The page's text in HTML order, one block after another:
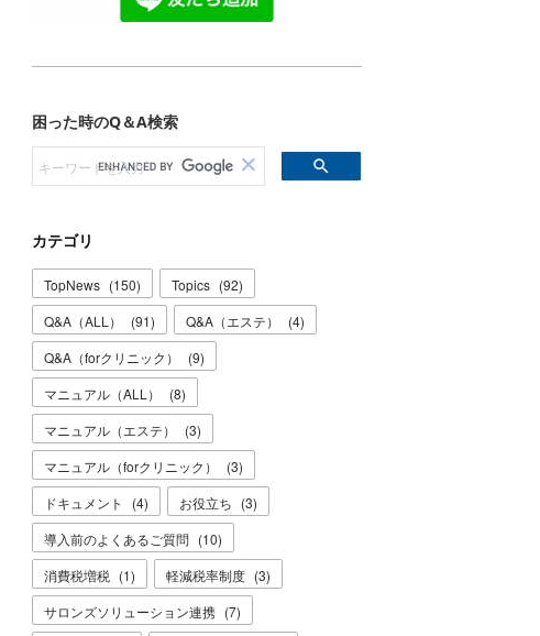
カテゴリ
TopNews (150) Topics (92)
Q&A（ALL）
(91) Q&A（エステ） (4)
Q&A（forクリニック）
(9)
マニュアル（ALL）
(8)
マニュアル（エステ）
(3)
マニュアル（forクリニック）
(3)
ドキュメント
(4) お役立ち (3)
導入前のよくあるご質問 (10)
消費税増税 (1) 軽減税率制度 (3)
サロンズソリューション連携 (7)